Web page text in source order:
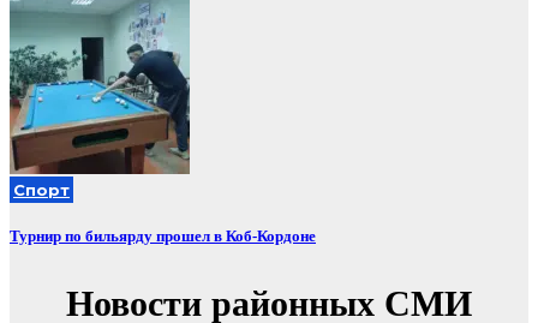
Спорт
Турнир по бильярду прошел в Коб-Кордоне